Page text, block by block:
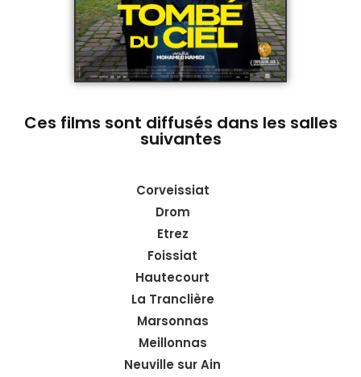
Ces films sont diffusés dans les salles
suivantes
Corveissiat
Drom
Etrez
Foissiat
Hautecourt
La Tranclière
Marsonnas
Meillonnas
Neuville sur Ain